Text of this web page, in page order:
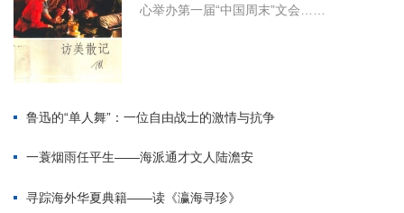
心举办第一届“中国周末”文会……
鲁迅的“单人舞”：一位自由战士的激情与抗争
一蓑烟雨任平生——海派通才文人陆澹安
寻踪海外华夏典籍——读《瀛海寻珍》